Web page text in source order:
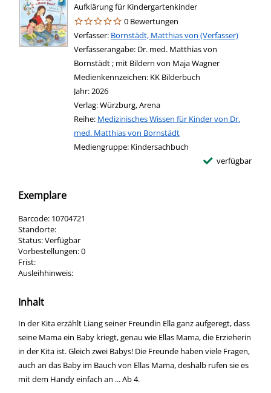
Aufklärung für Kindergartenkinder
0 Bewertungen
Verfasser: Suche nach diesem Verfasser
Bornstädt, Matthias von (Verfasser)
Verfasserangabe: Dr. med. Matthias von
Bornstädt ; mit Bildern von Maja Wagner
Medienkennzeichen: KK Bilderbuch
Jahr:2026
Verlag:Würzburg, Arena
Reihe: Medizinisches Wissen für Kinder von Dr.
med. Matthias von Bornstädt
Mediengruppe: Kindersachbuch
verfügbar
Exemplare
Barcode: 10704721
Standorte:
Status:Verfügbar
Vorbestellungen:0
Frist:
Ausleihhinweis:
Inhalt
In der Kita erzählt Liang seiner Freundin Ella ganz aufgeregt, dass
seine Mama ein Baby kriegt, genau wie Ellas Mama, die Erzieherin
in der Kita ist. Gleich zwei Babys! Die Freunde haben viele Fragen,
auch an das Baby im Bauch von Ellas Mama, deshalb rufen sie es
mit dem Handy einfach an ... Ab 4.